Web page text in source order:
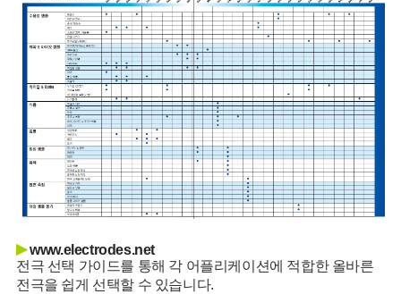
▶ www.electrodes.net
전극 선택 가이드를 통해 각 어플리케이션에 적합한 올바른
전극을 쉽게 선택할 수 있습니다.